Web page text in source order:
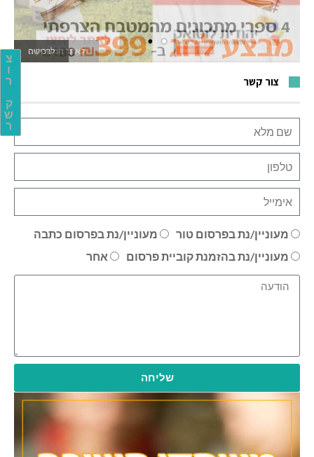
צ
ו
ר
ק
ש
ר
לאתר המשחקים
צור קשר
מעוניין/נת בפרסום טור
מעוניין/נת בפרסום כתבה
מעוניין/נת בהזמנת קוביית פרסום
אחר
שליחה